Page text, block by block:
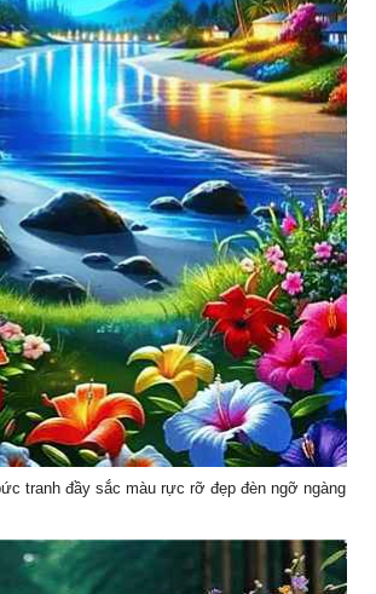
tranh đầy sắc màu rực rỡ đẹp đèn ngỡ ngàng